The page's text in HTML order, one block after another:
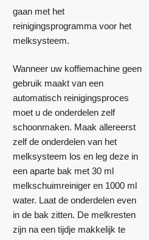
gaan met het
reinigingsprogramma voor het
melksysteem.
Wanneer uw koffiemachine geen
gebruik maakt van een
automatisch reinigingsproces
moet u de onderdelen zelf
schoonmaken. Maak allereerst
zelf de onderdelen van het
melksysteem los en leg deze in
een aparte bak met 30 ml
melkschuimreiniger en 1000 ml
water. Laat de onderdelen even
in de bak zitten. De melkresten
zijn na een tijdje makkelijk te